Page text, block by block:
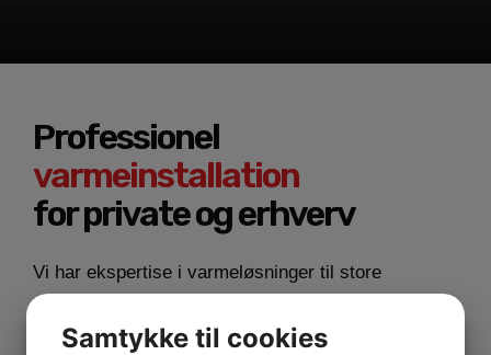
Professionel
varmeinstallation
for private og erhverv
Vi har ekspertise i varmeløsninger til store
industribygninger såvel som det lille sommerhus. Vi
har alt inden for anlæg, centraler og pumper, så du
Samtykke til cookies